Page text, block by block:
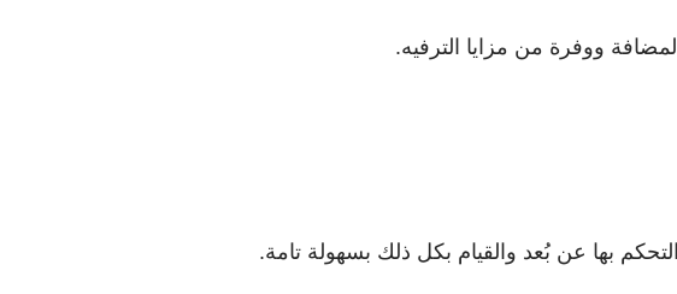
ووفرة من مزايا الترفيه.
بها عن بُعد والقيام بكل ذلك بسهولة تامة.